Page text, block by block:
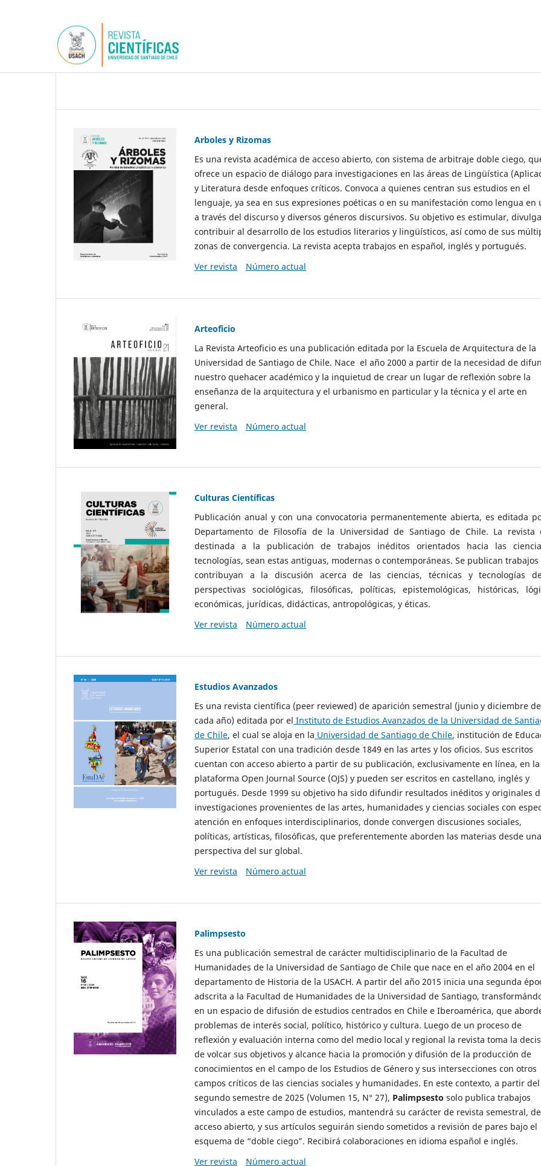
Arboles y Rizomas
Es una revista académica de acceso abierto, con sistema de arbitraje doble ciego,
ofrece un espacio de diálogo para investigaciones en las áreas de Lingüística
y Literatura desde enfoques críticos. Convoca a quienes centran sus estudios en el
lenguaje, ya sea en sus expresiones poéticas o en su manifestación como lengua en
a través del discurso y diversos géneros discursivos. Su objetivo es estimular,
contribuir al desarrollo de los estudios literarios y lingüísticos, así como de sus
zonas de convergencia. La revista acepta trabajos en español, inglés y portugués.
Ver revista
Número actual
Arteoficio
La Revista Arteoficio es una publicación editada por la Escuela de Arquitectura de la
Universidad de Santiago de Chile. Nace el año 2000 a partir de la necesidad de
nuestro quehacer académico y la inquietud de crear un lugar de reflexión sobre la
enseñanza de la arquitectura y el urbanismo en particular y la técnica y el arte en
general.
Ver revista
Número actual
Culturas Científicas
Publicación anual y con una convocatoria permanentemente abierta, es editada
Departamento de Filosofía de la Universidad de Santiago de Chile. La revista
destinada a la publicación de trabajos inéditos orientados hacia las
tecnologías, sean estas antiguas, modernas o contemporáneas. Se publican
contribuyan a la discusión acerca de las ciencias, técnicas y tecnologías
perspectivas sociológicas, filosóficas, políticas, epistemológicas, históricas,
económicas, jurídicas, didácticas, antropológicas, y éticas.
Ver revista
Número actual
Estudios Avanzados
Es una revista científica (peer reviewed) de aparición semestral (junio y diciembre de
cada año) editada por el Instituto de Estudios Avanzados de la Universidad de
de Chile, el cual se aloja en la Universidad de Santiago de Chile, institución de
Superior Estatal con una tradición desde 1849 en las artes y los oficios. Sus escritos
cuentan con acceso abierto a partir de su publicación, exclusivamente en línea, en la
plataforma Open Journal Source (OJS) y pueden ser escritos en castellano, inglés y
portugués. Desde 1999 su objetivo ha sido difundir resultados inéditos y originales
investigaciones provenientes de las artes, humanidades y ciencias sociales con
atención en enfoques interdisciplinarios, donde convergen discusiones sociales,
políticas, artísticas, filosóficas, que preferentemente aborden las materias desde una
perspectiva del sur global.
Ver revista
Número actual
Palimpsesto
Es una publicación semestral de carácter multidisciplinario de la Facultad de
Humanidades de la Universidad de Santiago de Chile que nace en el año 2004 en el
departamento de Historia de la USACH. A partir del año 2015 inicia una segunda
adscrita a la Facultad de Humanidades de la Universidad de Santiago,
en un espacio de difusión de estudios centrados en Chile e Iberoamérica, que
problemas de interés social, político, histórico y cultura. Luego de un proceso de
reflexión y evaluación interna como del medio local y regional la revista toma la
de volcar sus objetivos y alcance hacia la promoción y difusión de la producción de
conocimientos en el campo de los Estudios de Género y sus intersecciones con otros
campos críticos de las ciencias sociales y humanidades. En este contexto, a partir del
segundo semestre de 2025 (Volumen 15, N° 27), Palimpsesto solo publica trabajos
vinculados a este campo de estudios, mantendrá su carácter de revista semestral, de
acceso abierto, y sus artículos seguirán siendo sometidos a revisión de pares bajo el
esquema de “doble ciego”. Recibirá colaboraciones en idioma español e inglés.
Ver revista
Número actual